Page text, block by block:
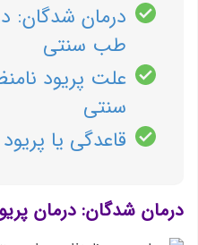
درمان شدگان:
طب سنتی
علت پریود
سنتی
قاعدگی یا
درمان شدگان: درمان